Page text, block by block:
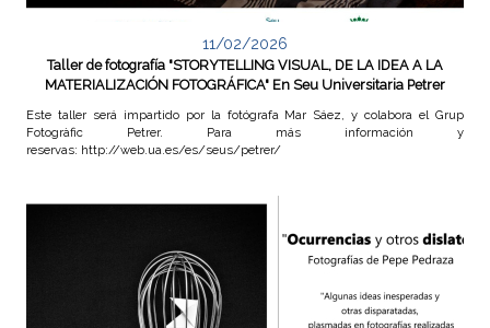
11/02/2026
Taller de fotografía "STORYTELLING VISUAL, DE LA IDEA A LA
MATERIALIZACIÓN FOTOGRÁFICA" En Seu Universitaria Petrer
Este taller será impartido por la fotógrafa Mar Sáez, y colabora el Grup
Fotogràfic Petrer. Para más información y
reservas: http://web.ua.es/es/seus/petrer/